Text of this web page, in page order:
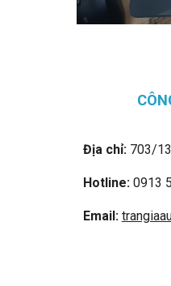
Địa chỉ:703/13
Hotline:0913
Email: